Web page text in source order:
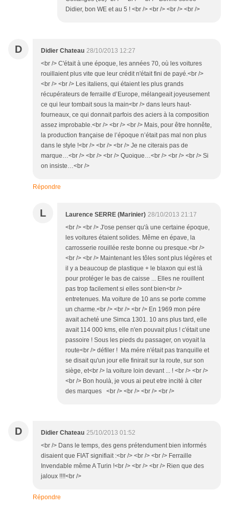
Didier, bon WE et au 5 ! <br /> <br /> <br /> <br />
D Didier Chateau 28/10/2013 12:27
<br /> C'était à une époque, les années 70, où les voitures
rouillaient plus vite que leur crédit n'était fini de payé.<br />
<br /> <br /> Les italiens, qui étaient les plus grands
récupérateurs de ferraille d’Europe, mélangeait joyeusement
ce qui leur tombait sous la main<br /> dans leurs haut-
fourneaux, ce qui donnait parfois des aciers à la composition
assez improbable.<br /> <br /> <br /> Mais, pour être honnête,
la production française de l’époque n’était pas mal non plus
dans le style !<br /> <br /> <br /> Je ne citerais pas de
marque…<br /> <br /> <br /> Quoique…<br /> <br /> <br /> Si
on insiste…<br />
Répondre
L Laurence SERRE (Marinier) 28/10/2013 21:17
<br /> <br /> J'ose penser qu'à une certaine époque,
les voitures étaient solides. Même en épave, la
carrosserie rouillée reste bonne ou presque.<br />
<br /> <br /> Maintenant les tôles sont plus légères et
il y a beaucoup de plastique + le blaxon qui est là
pour protéger le bas de caisse ... Elles ne rouillent
pas trop facilement si elles sont bien<br />
entretenues. Ma voiture de 10 ans se porte comme
un charme.<br /> <br /> <br /> En 1969 mon pére
avait acheté une Simca 1301. 10 ans plus tard, elle
avait 114 000 kms, elle n'en pouvait plus ! c'était une
passoire ! Sous les pieds du passager, on voyait la
route<br /> défiler ! Ma mére n'était pas tranquille et
se disait qu'un jour elle finirait sur la route, sur son
siège, et<br /> la voiture loin devant ... ! <br /> <br />
<br /> Bon houlà, je vous ai peut etre incité à citer
des marques <br /> <br /> <br /> <br />
D Didier Chateau 25/10/2013 01:52
<br /> Dans le temps, des gens prétendument bien informés
disaient que FIAT signifiait :<br /> <br /> <br /> Ferraille
Invendable même A Turin !<br /> <br /> <br /> Rien que des
jaloux !!!!<br />
Répondre